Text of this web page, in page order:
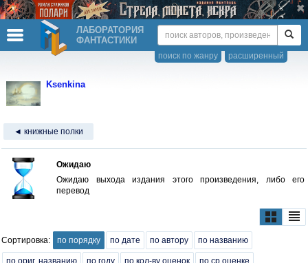
ЛАБОРАТОРИЯ
ФАНТАСТИКИ
расширенный
поиск по жанру
Ksenkina
◄ книжные полки
Ожидаю
Ожидаю выхода издания этого произведения, либо его
перевод
Сортировка: по порядку по дате по автору по названию
по ориг. названию по году по кол-ву оценок по ср.оценке